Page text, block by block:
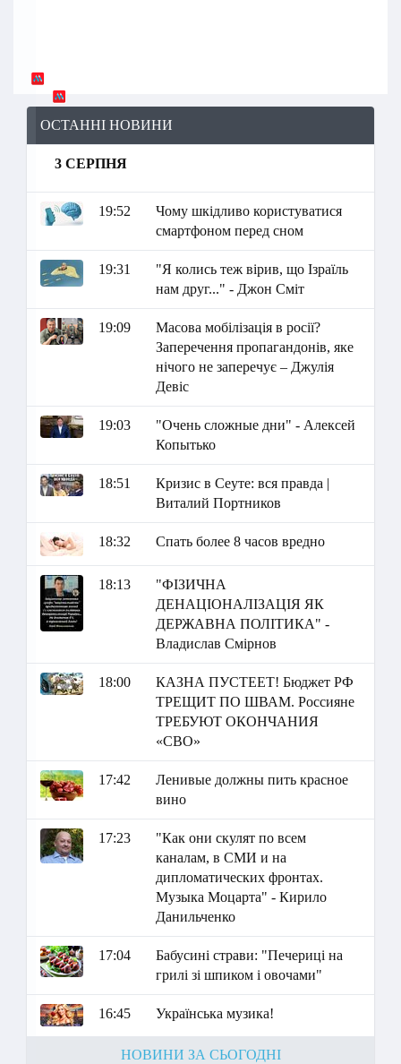
ОСТАННІ НОВИНИ
3 СЕРПНЯ
19:52
Чому шкідливо користуватися
смартфоном перед сном
19:31
"Я колись теж вірив, що Ізраїль
нам друг..." - Джон Сміт
19:09
Масова мобілізація в росії?
Заперечення пропагандонів, яке
нічого не заперечує – Джулія
Девіс
19:03
"Очень сложные дни" - Алексей
Копытько
18:51
Кризис в Сеуте: вся правда |
Виталий Портников
18:32 Спать более 8 часов вредно
18:13
"ФІЗИЧНА
ДЕНАЦІОНАЛІЗАЦІЯ ЯК
ДЕРЖАВНА ПОЛІТИКА" -
Владислав Смірнов
18:00
КАЗНА ПУСТЕЕТ! Бюджет РФ
ТРЕЩИТ ПО ШВАМ. Россияне
ТРЕБУЮТ ОКОНЧАНИЯ
«СВО»
17:42
Ленивые должны пить красное
вино
17:23
"Как они скулят по всем
каналам, в СМИ и на
дипломатических фронтах.
Музыка Моцарта" - Кирило
Данильченко
17:04
Бабусині страви: "Печериці на
грилі зі шпиком і овочами"
16:45 Українська музика!
НОВИНИ ЗА СЬОГОДНІ